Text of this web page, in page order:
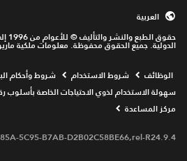
الدولية. جميع الحقوق محفوظة. معلومات ملكية
العربية
الوظائف Opens a new window
شروط الاستخدام شروط وأحكام
سهولة الاستخدام لذوي الاحتياجات الخاصة بأسلوب
مركز المساعدة
5C95-B7AB-D2B02C58BE66,rel-R24.9.4